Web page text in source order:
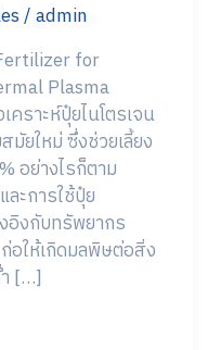
/admin
for
Plasma
ราะห์ปุ๋ยไนโตรเจน
มัยใหม่ ซึ่งช่วยเลี้ยง
อย่างไรก็ตาม
ะการใช้ปุ๋ย
อิงกับทรัพยากร
อให้เกิดมลพิษต่อสิ่ง
[…]